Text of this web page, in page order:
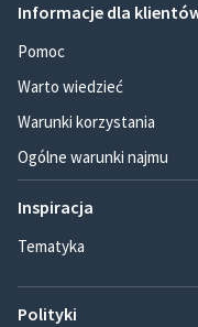
Informacje dla
Pomoc
Warto wiedzieć
Warunki korzystania
Ogólne warunki najmu
Inspiracja
Tematyka
Polityki